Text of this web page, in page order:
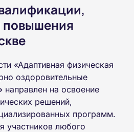
повышения
«Адаптивная физическая
оздоровительные
направлен на освоение
решений,
программ.
участников любого